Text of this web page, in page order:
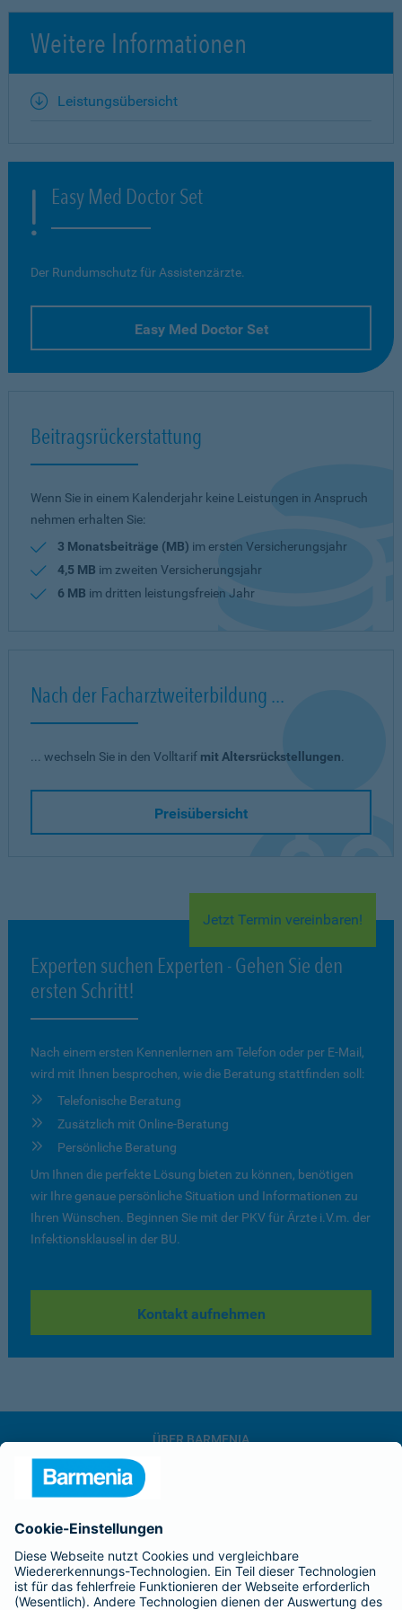
Weitere Informationen
Leistungsübersicht
Easy Med Doctor Set
Der Rundumschutz für Assistenzärzte.
Easy Med Doctor Set
Beitragsrückerstattung
Wenn Sie in einem Kalenderjahr keine Leistungen in Anspruch
nehmen erhalten Sie:
3 Monatsbeiträge (MB) im ersten Versicherungsjahr
4,5 MB im zweiten Versicherungsjahr
6 MB im dritten leistungsfreien Jahr
Nach der Facharztweiterbildung ...
... wechseln Sie in den Volltarif mit Altersrückstellungen
Preisübersicht
Jetzt Termin vereinbaren!
Experten suchen Experten - Gehen Sie den
ersten Schritt!
Nach einem ersten Kennenlernen am Telefon oder per E-Mail,
wird mit Ihnen besprochen, wie die Beratung stattfinden soll:
Telefonische Beratung
Zusätzlich mit Online-Beratung
Persönliche Beratung
Um Ihnen die perfekte Lösung bieten zu können, benötigen
wir Ihre genaue persönliche Situation und Informationen zu
Ihren Wünschen. Beginnen Sie mit der PKV für Ärzte i.V.m. der
Infektionsklausel in der BU.
Kontakt aufnehmen
ÜBER BARMENIA
Anfahrt
Affiliate-Partner werden